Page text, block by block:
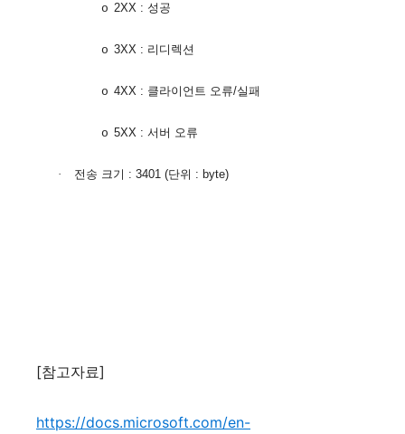
o 2XX : 성공
o 3XX : 리디렉션
o 4XX : 클라이언트 오류/실패
o 5XX : 서버 오류
· 전송 크기 : 3401 (단위 : byte)
[참고자료]
https://docs.microsoft.com/en-